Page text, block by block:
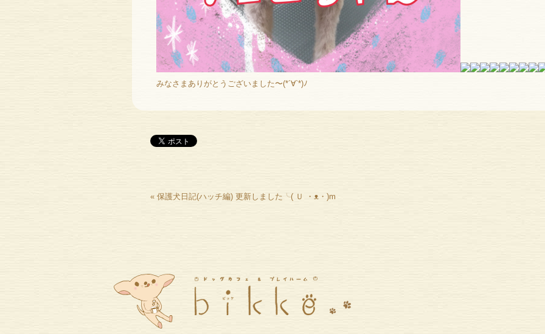
みなさまありがとうございました〜(*´∀`*)ﾉ
« 保護犬日記(ハッチ編) 更新しました╰( Ｕ ・ᴥ・)m